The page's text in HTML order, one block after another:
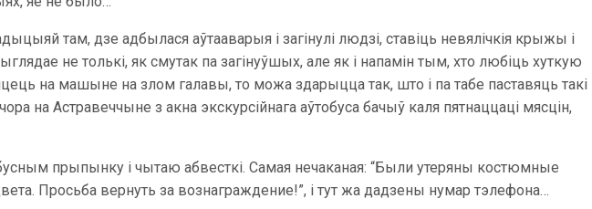
там, дзе адбылася аўтааварыя і загінулі людзі, ставіць невялічкія крыжы і
не толькі, як смутак па загінуўшых, але як і напамін тым, хто любіць хуткую
на машыне на злом галавы, то можа здарыцца так, што і па табе паставяць такі
на Астравеччыне з акна экскурсійнага аўтобуса бачыў каля пятнаццаці мясцін,
прыпынку і чытаю абвесткі. Самая нечаканая: “Были утеряны костюмные
Просьба вернуть за вознаграждение!”, і тут жа дадзены нумар тэлефона…